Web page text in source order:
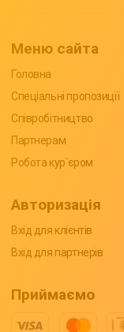
Меню сайта
Головна
Спеціальні пропозиції
Співробітництво
Партнерам
Робота кур`єром
Авторизація
Вхід для клієнтів
Вхід для партнерів
Приймаємо